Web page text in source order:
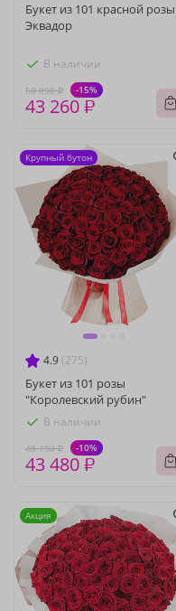
Букет из 101 красной розы
Эквадор
В наличии
50 890 ₽ -15%
43 260 ₽
4.9 (275)
Букет из 101 розы
"Королевский рубин"
В наличии
48 190 ₽ -10%
43 480 ₽
Крупный бутон
Акция